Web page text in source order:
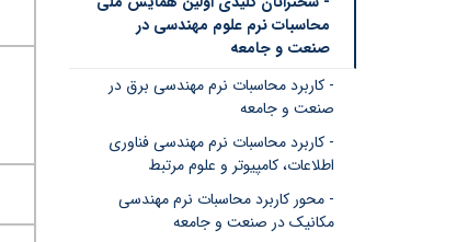
محاسبات نرم علوم مهندسی در
صنعت و جامعه
- کاربرد محاسبات نرم مهندسی برق در
صنعت و جامعه
- کاربرد محاسبات نرم مهندسی فناوری
اطلاعات، کامپیوتر و علوم مرتبط
- محور کاربرد محاسبات نرم مهندسی
مکانیک در صنعت و جامعه